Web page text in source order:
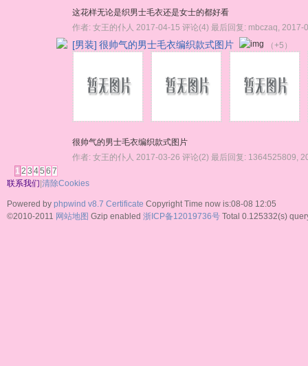
这花样无论是织男士毛衣还是女士的都好看
作者: 女王的仆人 2017-04-15 评论(4) 最后回复: mbczaq 2017-
[男装] 很帅气的男士毛衣编织款式图片 （+5）
很帅气的男士毛衣编织款式图片
作者: 女王的仆人 2017-03-26 评论(2) 最后回复: 1364525809
1 2 3 45 6 7
联系我们|清除Cookies
Powered by phpwind v8.7 Certificate Copyright Time now is:08-08 12:05
©2010-2011 网站地图 Gzip enabled 浙ICP备12019736号 Total 0.125332(s)